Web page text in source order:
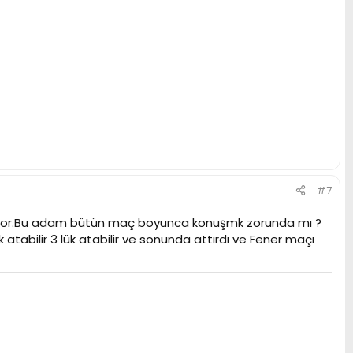
#7
adam bütün maç boyunca konuşmk zorunda mı ?
3 lük atabilir ve sonunda attırdı ve Fener maçı